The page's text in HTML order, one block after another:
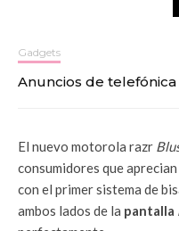
Gadgets
Anuncios de
El nuevo motorola razr
consumidores que
con el primer sistema de
ambos lados de la pantalla